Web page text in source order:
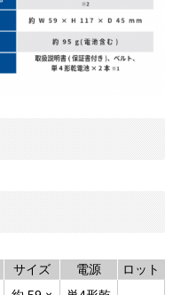
サイズ 電源
ロット